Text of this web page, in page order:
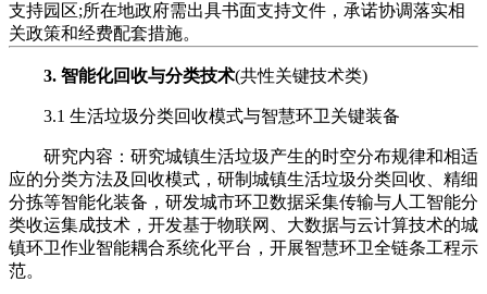
支持园区;所在地政府需出具书面支持文件，承诺协调落实相
关政策和经费配套措施。
3. 智能化回收与分类技术(共性关键技术类)
3.1 生活垃圾分类回收模式与智慧环卫关键装备
研究内容：研究城镇生活垃圾产生的时空分布规律和相适
应的分类方法及回收模式，研制城镇生活垃圾分类回收、精细
分拣等智能化装备，研发城市环卫数据采集传输与人工智能分
类收运集成技术，开发基于物联网、大数据与云计算技术的城
镇环卫作业智能耦合系统化平台，开展智慧环卫全链条工程示
范。